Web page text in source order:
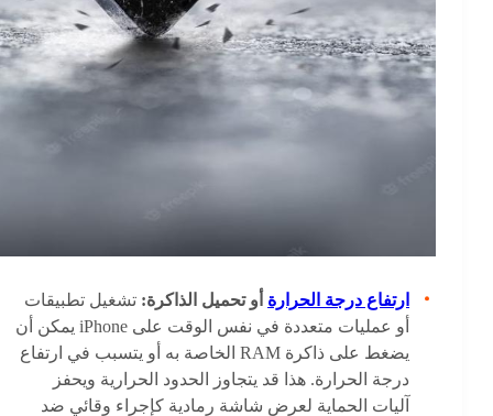
ارتفاع درجة الحرارة أو تحميل الذاكرة: تشغيل تطبيقات
أو عمليات متعددة في نفس الوقت على iPhone يمكن أن
يضغط على ذاكرة RAM الخاصة به أو يتسبب في ارتفاع
درجة الحرارة. هذا قد يتجاوز الحدود الحرارية ويحفز
آليات الحماية لعرض شاشة رمادية كإجراء وقائي ضد